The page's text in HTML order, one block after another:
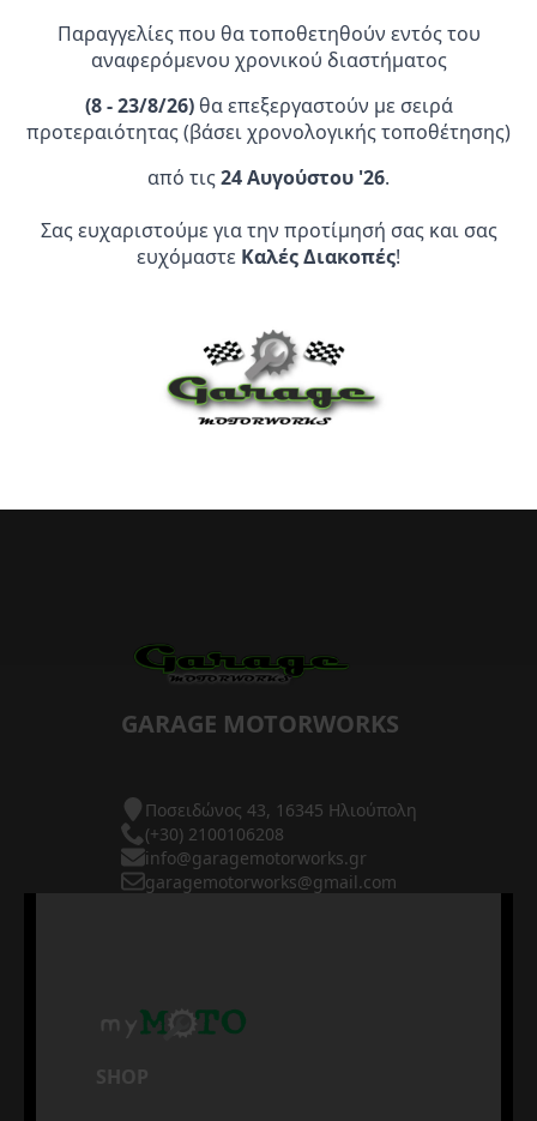
Επίσημος Αντιπρόσωπος:
Service Point:
CLEARANCE | ΑΝΑΚΑΛΥΨΤΕ
ΠΡΟΪΟΝΤΑ
GARAGE MOTORWORKS
Ποσειδώνος 43, 16345 Ηλιούπολη
(+30) 2100106208
info@garagemotorworks.gr
garagemotorworks@gmail.com
SHOP
Παραγγελίες που θα τοποθετηθούν εντός του
αναφερόμενου χρονικού διαστήματος
(8 - 23/8/26)θα επεξεργαστούν με σειρά
προτεραιότητας (βάσει χρονολογικής τοποθέτησης)
από τις24 Αυγούστου '26.
Σας ευχαριστούμε για την προτίμησή σας και σας
ευχόμαστε Καλές Διακοπές!